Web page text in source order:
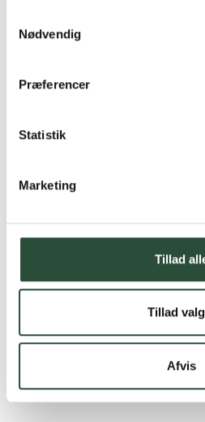
Nødvendig
Præferencer
Statistik
Marketing
Tillad
Tillad
Afvis